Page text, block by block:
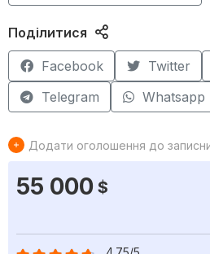
Поділитися
Facebook Twitter
Telegram
Whatsapp
Додати оголошення до
55 000 $